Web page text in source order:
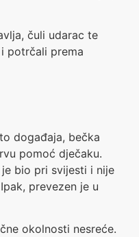
čuli udarac te
potrčali prema
događaja, bečka
pomoć dječaku.
je bio pri svijesti i nije
prevezen je u
okolnosti nesreće.